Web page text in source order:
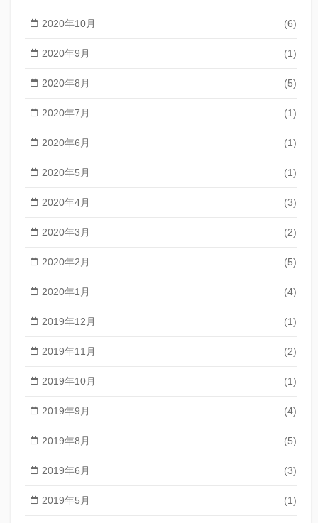
2020年10月 (6)
2020年9月 (1)
2020年8月 (5)
2020年7月 (1)
2020年6月 (1)
2020年5月 (1)
2020年4月 (3)
2020年3月 (2)
2020年2月 (5)
2020年1月 (4)
2019年12月 (1)
2019年11月 (2)
2019年10月 (1)
2019年9月 (4)
2019年8月 (5)
2019年6月 (3)
2019年5月 (1)